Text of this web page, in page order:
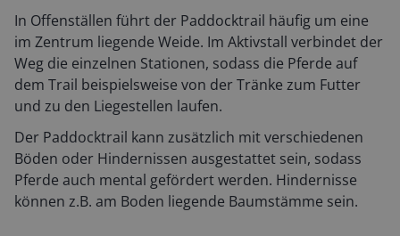
In Offenställen führt der Paddocktrail häufig um eine
im Zentrum liegende Weide. Im Aktivstall verbindet der
Weg die einzelnen Stationen, sodass die Pferde auf
dem Trail beispielsweise von der Tränke zum Futter
und zu den Liegestellen laufen.
Der Paddocktrail kann zusätzlich mit verschiedenen
Böden oder Hindernissen ausgestattet sein, sodass
Pferde auch mental gefördert werden. Hindernisse
können z.B. am Boden liegende Baumstämme sein.